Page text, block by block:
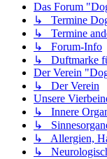
Das Forum
↳ Termine
↳ Termine
↳ Forum-Info
↳ Duftmarke
Der Verein
↳ Der Verein
Unsere
↳ Innere
↳
↳ Allergien,
↳